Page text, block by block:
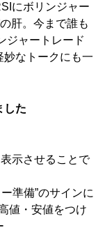
にボリンジャー
肝。今まで誰も
ジャートレード
妙なトークにも一
した
示させることで
準備”のサインに
値・安値をつけ